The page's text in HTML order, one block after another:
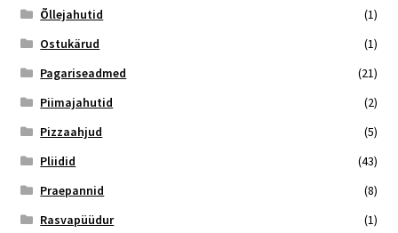
Õllejahutid
(1)
Ostukärud
(1)
Pagariseadmed
(21)
Piimajahutid
(2)
Pizzaahjud
(5)
Pliidid
(43)
Praepannid
(8)
Rasvapüüdur
(1)